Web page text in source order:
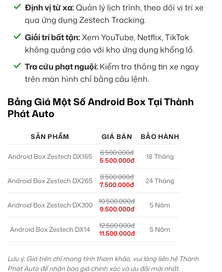
Định vị từ xa:Quản lý lịch trình, theo dõi vị trí xe
qua ứng dụng Zestech Tracking.
Giải trí bất tận:Xem YouTube, Netflix, TikTok
không quảng cáo với kho ứng dụng khổng lồ.
Tra cứu phạt nguội: Kiểm tra thông tin xe ngay
trên màn hình chỉ bằng câu lệnh.
Bảng Giá Một Số Android Box Tại Thành
Phát Auto
SẢN PHẨM GIÁ BÁN BẢO HÀNH
Android Box Zestech DX165
6.500.000đ
5.500.000đ
18 Tháng
Android Box Zestech DX265
8.500.000đ
7.500.000đ
24 Tháng
Android Box Zestech DX300
10.500.000đ
9.500.000đ
5 Năm
Android Box Zestech DX14
12.500.000đ
11.500.000đ
5 Năm
Lưu ý: Giá trên chỉ mang tính tham khảo, vui lòng liên hệ Thành
Phát Auto để nhận báo giá chính xác và ưu đãi mới nhất.